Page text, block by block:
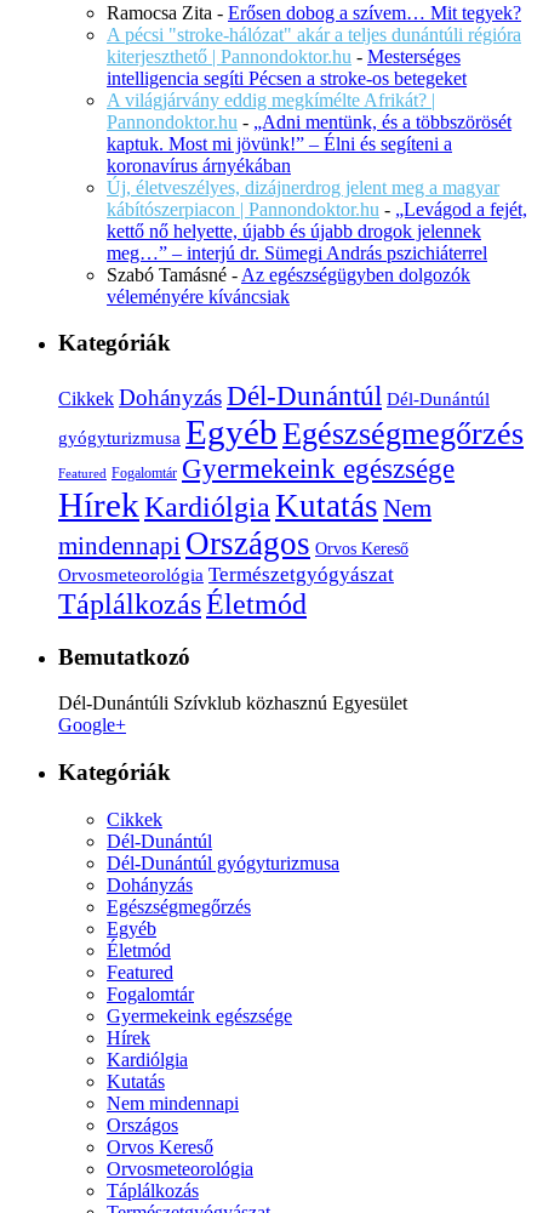
Ramocsa Zita - Erősen dobog a szívem… Mit tegyek?
A pécsi "stroke-hálózat" akár a teljes dunántúli régióra
kiterjeszthető | Pannondoktor.hu - Mesterséges
intelligencia segíti Pécsen a stroke-os betegeket
A világjárvány eddig megkímélte Afrikát? |
Pannondoktor.hu - „Adni mentünk, és a többszörösét
kaptuk. Most mi jövünk!” – Élni és segíteni a
koronavírus árnyékában
Új, életveszélyes, dizájnerdrog jelent meg a magyar
kábítószerpiacon | Pannondoktor.hu - „Levágod a fejét,
kettő nő helyette, újabb és újabb drogok jelennek
meg…” – interjú dr. Sümegi András pszichiáterrel
Szabó Tamásné - Az egészségügyben dolgozók
véleményére kíváncsiak
Kategóriák
Cikkek DohányzásDél-Dunántúl Dél-Dunántúl
gyógyturizmusa EgyébEgészségmegőrzés
Featured Fogalomtár Gyermekeink egészsége
HírekKardiólgia Kutatás Nem
mindennapi Országos Orvos Kereső
Orvosmeteorológia Természetgyógyászat
TáplálkozásÉletmód
Bemutatkozó
Dél-Dunántúli Szívklub közhasznú Egyesület
Google+
Kategóriák
Cikkek
Dél-Dunántúl
Dél-Dunántúl gyógyturizmusa
Dohányzás
Egészségmegőrzés
Egyéb
Életmód
Featured
Fogalomtár
Gyermekeink egészsége
Hírek
Kardiólgia
Kutatás
Nem mindennapi
Országos
Orvos Kereső
Orvosmeteorológia
Táplálkozás